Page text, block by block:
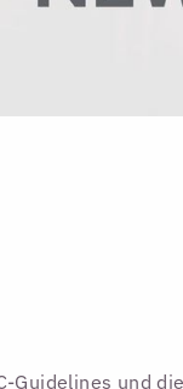
Guidelines und